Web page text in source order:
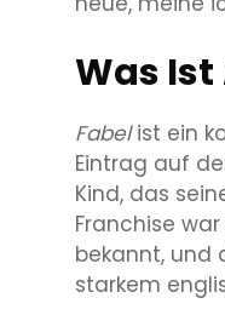
Was Ist
Fabelist ein
Eintrag auf
Kind, das
Franchise
bekannt, und
starkem